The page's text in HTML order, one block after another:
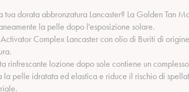
tua dorata abbronzatura Lancaster? La Golden Tan
la pelle dopo l'esposizione solare.
Activator Complex Lancaster con olio di Buriti di
rinfrescante lozione dopo sole contiene un
la pelle idratata ed elastica e riduce il rischio di